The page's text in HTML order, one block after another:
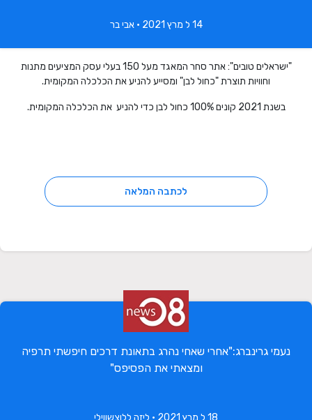
14 ל מרץ 2021 • אבי בר
"ישראלים טובים": אתר סחר המאגד מעל 150 בעלי עסק המציעים מתנות
וחוויות תוצרת "כחול לבן" ומסייע להניע את הכלכלה המקומית.
בשנת 2021 קונים 100% כחול לבן כדי להניע את הכלכלה המקומית.
לכתבה המלאה
נעמי גרינברג:"אחרי שאחי נהרג בתאונת דרכים חיפשתי תרפיה
ומצאתי את הפסיפס"